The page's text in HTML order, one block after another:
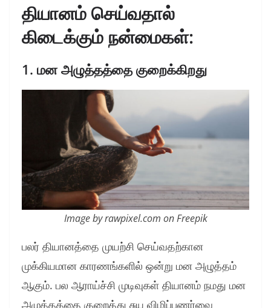
தியானம் செய்வதால்
கிடைக்கும் நன்மைகள்:
1. மன அழுத்தத்தை குறைக்கிறது
Image by rawpixel.com on Freepik
பலர் தியானத்தை முயற்சி செய்வதற்கான
முக்கியமான காரணங்களில் ஒன்று மன அழுத்தம்
ஆகும். பல ஆராய்ச்சி முடிவுகள் தியானம் நமது மன
அழுத்தத்தை குறைத்து சுய விழிப்புணர்வை